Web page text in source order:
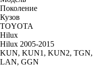
Поколение
Кузов
TOYOTA
Hilux
Hilux 2005-2015
KUN, KUN1, KUN2, TGN,
LAN, GGN